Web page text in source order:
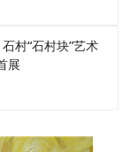
村“石村块”艺术
展